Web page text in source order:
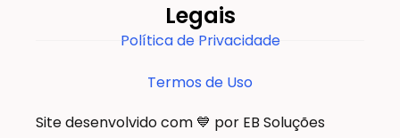
Legais
Política de Privacidade
Termos de Uso
Site desenvolvido com 💙 por EB Soluções